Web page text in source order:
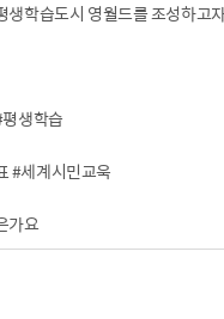
생학습도시 영월드를 조성하고
생학습
#세계시민교욱
가요